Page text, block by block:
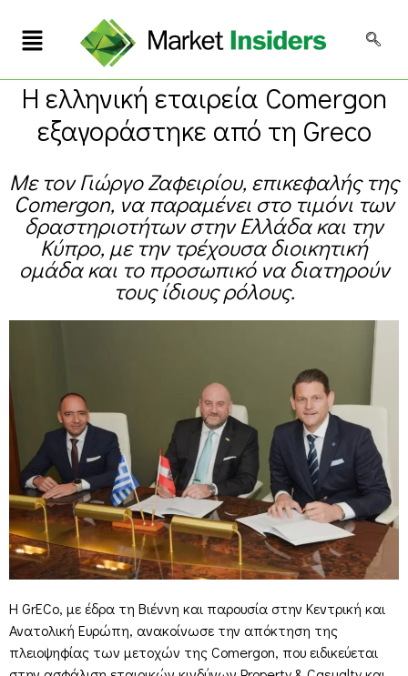
Η ελληνική εταιρεία Comergon
εξαγοράστηκε από τη Greco
Με τον Γιώργο Ζαφειρίου, επικεφαλής της
Comergon, να παραμένει στο τιμόνι των
δραστηριοτήτων στην Ελλάδα και την
Κύπρο, με την τρέχουσα διοικητική
ομάδα και το προσωπικό να διατηρούν
τους ίδιους ρόλους.
Η GrECo, με έδρα τη Βιέννη και παρουσία στην Κεντρική και
Ανατολική Ευρώπη, ανακοίνωσε την απόκτηση της
πλειοψηφίας των μετοχών της Comergon, που ειδικεύεται